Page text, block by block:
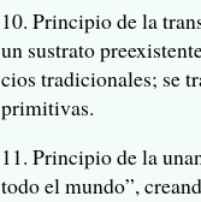
10. Prin­ci­pio de la
un sus­trato
cios tradicio­na­les; se
primitivas.
11. Prin­ci­pio de la
todo el mundo”,